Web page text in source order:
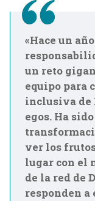
«Hace un
un reto
equipo para
inclusiva de
egos. Ha
ver los
lugar con el
de la red de
responden a